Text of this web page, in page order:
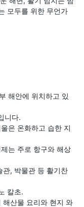
모두를 위한 무언가
해안에 위치하고 있
니다.
은 온화하고 습한 지
는 주로 항구와 해상
관, 박물관 등 활기찬
칼초.
해산물 요리와 현지 와